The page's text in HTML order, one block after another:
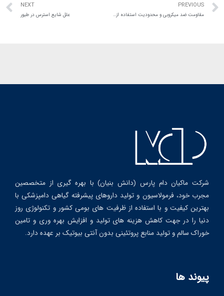
PREVIOUS
مقاومت ضد میکروبی و محدودیت استفاده از سفالولوسپورین ها
NEXT
علل شایع استرس در طیور
شرکت ماکیان دام پارس (دانش بنیان) با بهره گیری از متخصصین
مجرب خود، فرمولاسیون و تولید داروهای پیشرفته گیاهی دامپزشکی با
بهترین کیفیت و با استفاده از ظرفیت های بومی کشور و تکنولوژی روز
دنیا را در جهت کاهش هزینه های تولید و افزایش بهره وری و تامین
خوراک سالم و تولید منابع پروتئینی بدون آنتی بیوتیک بر عهده دارد.
پیوند ها